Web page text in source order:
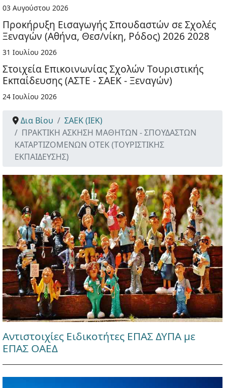
03 Αυγούστου 2026
Προκήρυξη Εισαγωγής Σπουδαστών σε Σχολές
Ξεναγών (Αθήνα, Θεσ/νίκη, Ρόδος) 2026 2028
31 Ιουλίου 2026
Στοιχεία Επικοινωνίας Σχολών Τουριστικής
Εκπαίδευσης (ΑΣΤΕ - ΣΑΕΚ - Ξεναγών)
24 Ιουλίου 2026
Δια Βίου
ΣΑΕΚ (ΙΕΚ)
ΠΡΑΚΤΙΚΗ ΑΣΚΗΣΗ ΜΑΘΗΤΩΝ - ΣΠΟΥΔΑΣΤΩΝ
ΚΑΤΑΡΤΙΖΟΜΕΝΩΝ ΟΤΕΚ (ΤΟΥΡΙΣΤΙΚΗΣ
ΕΚΠΑΙΔΕΥΣΗΣ)
Αντιστοιχίες Ειδικοτήτες ΕΠΑΣ ΔΥΠΑ με
ΕΠΑΣ ΟΑΕΔ